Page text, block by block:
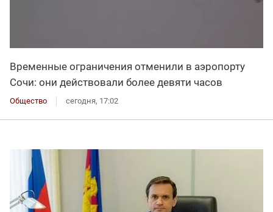
Временные ограничения отменили в аэропорту
Сочи: они действовали более девяти часов
Общество сегодня, 17:02